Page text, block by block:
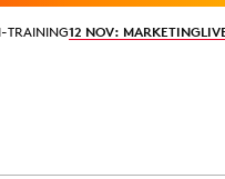
TRAINING12 NOV:
TRAINING12 NOV: